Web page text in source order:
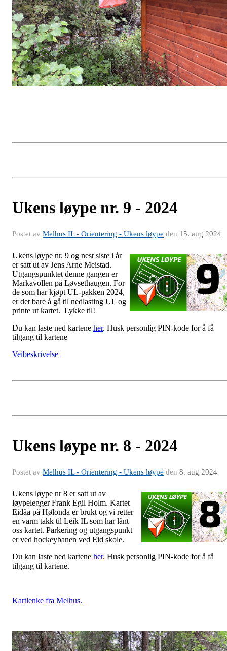
Ukens løype nr. 9 - 2024
Postet av Melhus IL - Orientering - Ukens løype den 15. aug 2024
Ukens løype nr. 9 og nest siste i år
er satt ut av Jens Arne Meistad.
Utgangspunktet denne gangen er
Markavollen på Løvsethaugen. For
de som har kjøpt UL-pakken 2024,
er det bare å gå til nedlasting UL og
printe ut kartet. Lykke til!
Du kan laste ned kartene her. Husk personlig PIN-kode for å få
tilgang til kartene
Veibeskrivelse
Ukens løype nr. 8 - 2024
Postet av Melhus IL - Orientering - Ukens løype den 8. aug 2024
Ukens løype nr 8 er satt ut av
løypelegger Frank Egil Holm. Kartet
Eidåa på Hølonda er brukt og vi retter
en varm takk til Leik IL som har lånt
oss kartet. Parkering og utgangspunkt
er ved hockeybanen ved Eid skole.
Du kan laste ned kartene her. Husk personlig PIN-kode for å få
tilgang til kartene.
Kartlenke fra Melhus.